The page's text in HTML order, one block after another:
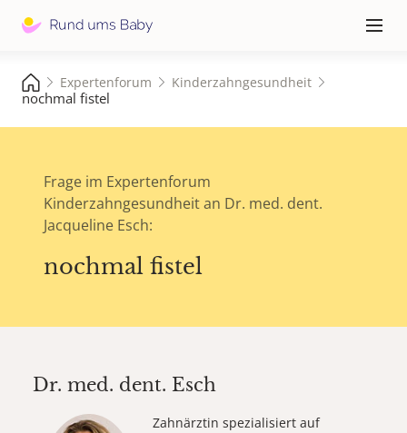
≡
Expertenforum Kinderzahngesundheit
nochmal fistel
Frage im Expertenforum
Kinderzahngesundheit an Dr. med. dent.
Jacqueline Esch:
nochmal fistel
Dr. med. dent. Esch
Zahnärztin spezialisiert auf